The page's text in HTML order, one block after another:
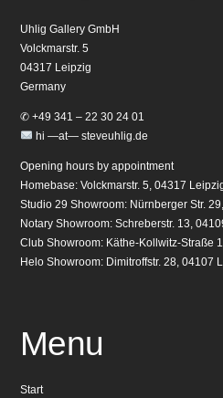
Uhlig Gallery GmbH
Volckmarstr. 5
04317 Leipzig
Germany
✆ +49 341 – 22 30 24 01
hi —at— steveuhlig.de
Opening hours by appointment
Homebase: Volckmarstr. 5, 04317
Studio 29 Showroom: Nürnberger Str.
Notary Showroom: Schreberstr. 13,
Club Showroom: Käthe-Kollwitz-Straße
Helo Showroom: Dimitroffstr. 28, 04107
Menu
Start